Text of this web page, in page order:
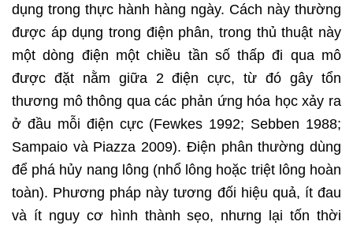
dụng trong thực hành hàng ngày. Cách này thường
được áp dụng trong điện phân, trong thủ thuật này
một dòng điện một chiều tần số thấp đi qua mô
được đặt nằm giữa 2 điện cực, từ đó gây tổn
thương mô thông qua các phản ứng hóa học xảy ra
ở đầu mỗi điện cực (Fewkes 1992; Sebben 1988;
Sampaio và Piazza 2009). Điện phân thường dùng
để phá hủy nang lông (nhổ lông hoặc triệt lông hoàn
toàn). Phương pháp này tương đối hiệu quả, ít đau
và ít nguy cơ hình thành sẹo, nhưng lại tốn thời